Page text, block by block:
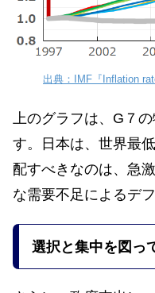
出典：IMF『Inflation
上のグラフは、G７
す。日本は、世界最
配すべきなのは、急
な需要不足によるデフ
選択と集中を図っ